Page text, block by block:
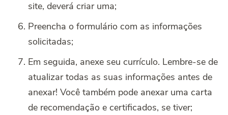
site, deverá criar uma;
Preencha o formulário com as informações
solicitadas;
Em seguida, anexe seu currículo. Lembre-se de
atualizar todas as suas informações antes de
anexar! Você também pode anexar uma carta
de recomendação e certificados, se tiver;